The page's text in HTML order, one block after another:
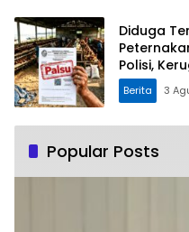
Diduga
Polisi,
Berita 3
Popular Posts